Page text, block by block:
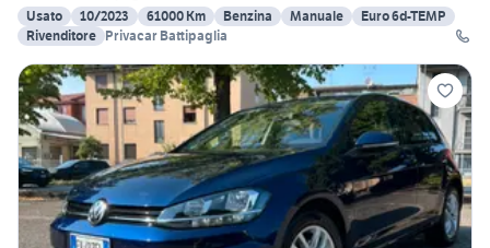
Usato
10/2023 61000 Km Benzina Manuale
Euro 6d-TEMP
Rivenditore Privacar Battipaglia